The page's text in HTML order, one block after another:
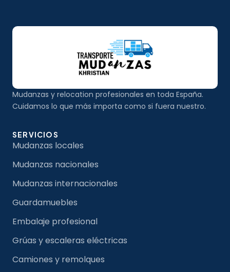
Mudanzas y relocation profesionales en toda España.
Cuidamos lo que más importa como si fuera nuestro.
SERVICIOS
Mudanzas locales
Mudanzas nacionales
Mudanzas internacionales
Guardamuebles
Embalaje profesional
Grúas y escaleras eléctricas
Camiones y remolques